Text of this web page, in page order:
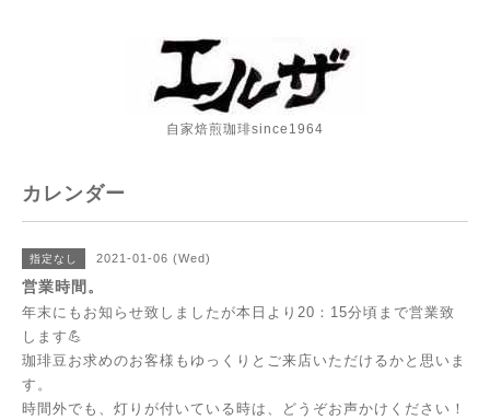
自家焙煎珈琲since1964
カレンダー
指定なし 2021-01-06 (Wed)
営業時間。
年末にもお知らせ致しましたが本日より20：15分頃まで営業致
します💪
珈琲豆お求めのお客様もゆっくりとご来店いただけるかと思いま
す。
時間外でも、灯りが付いている時は、どうぞお声かけください！